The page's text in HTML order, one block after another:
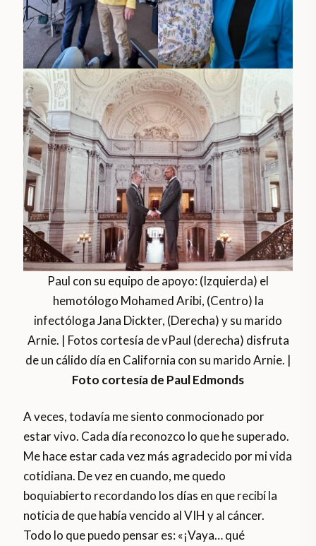
Paul con su equipo de apoyo: (Izquierda) el
hemotólogo Mohamed Aribi, (Centro) la
infectóloga Jana Dickter, (Derecha) y su marido
Arnie. | Fotos cortesía de vPaul (derecha) disfruta
de un cálido día en California con su marido Arnie. |
Foto cortesía de Paul Edmonds
A veces, todavía me siento conmocionado por
estar vivo. Cada día reconozco lo que he superado.
Me hace estar cada vez más agradecido por mi vida
cotidiana. De vez en cuando, me quedo
boquiabierto recordando los días en que recibí la
noticia de que había vencido al VIH y al cáncer.
Todo lo que puedo pensar es: «¡Vaya… qué